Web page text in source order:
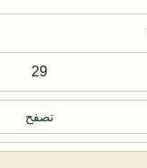
29
تصفح